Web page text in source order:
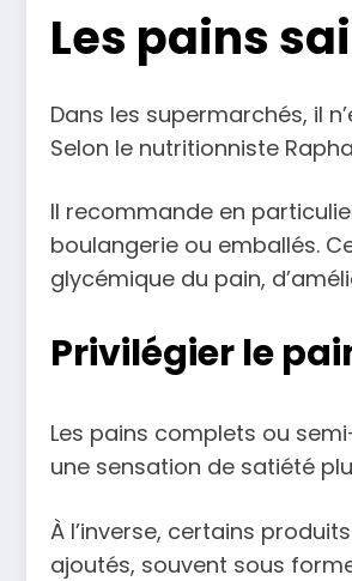
Les pains
Dans les supermarchés, il
Selon le nutritionniste
Il recommande en
boulangerie ou emballés.
glycémique du pain,
Privilégier le
Les pains complets ou
une sensation de satiété
À l’inverse, certains
ajoutés, souvent sous